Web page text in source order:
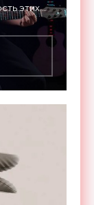
этих